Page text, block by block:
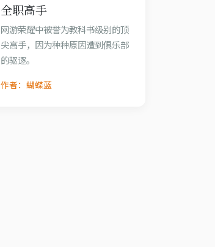
全职高手
网游荣耀中被誉为教科书级别的顶
尖高手，因为种种原因遭到俱乐部
的驱逐。
作者：蝴蝶蓝